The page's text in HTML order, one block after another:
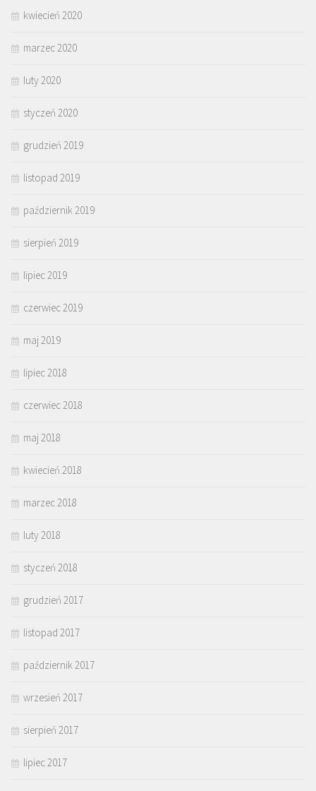
kwiecień 2020
marzec 2020
luty 2020
styczeń 2020
grudzień 2019
listopad 2019
październik 2019
sierpień 2019
lipiec 2019
czerwiec 2019
maj 2019
lipiec 2018
czerwiec 2018
maj 2018
kwiecień 2018
marzec 2018
luty 2018
styczeń 2018
grudzień 2017
listopad 2017
październik 2017
wrzesień 2017
sierpień 2017
lipiec 2017